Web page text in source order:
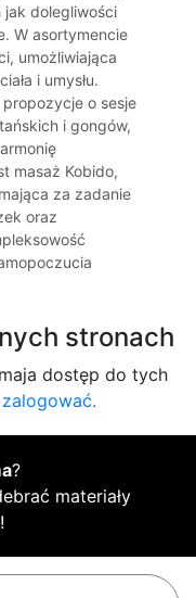
dolegliwości
W asortymencie
umożliwiająca
i umysłu.
o sesje
i gongów,
masaż Kobido,
za zadanie
oraz
stronach
dostęp do tych
?
materiały